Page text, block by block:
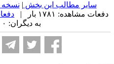
مطالب این بخش |نسخه قابل
۱۷۸۱ بار |
دفعات چاپ: ۳۶۶ بار
به دیگران: ۰ بار |
۰ نظر